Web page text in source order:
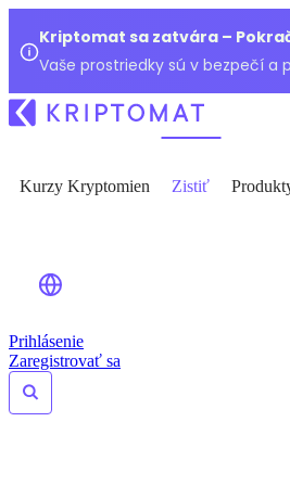
Kriptomat sa zatvára –
Vaše prostriedky sú v bezpečí a
Kurzy Kryptomien Zistiť
Prihlásenie
Zaregistrovať sa